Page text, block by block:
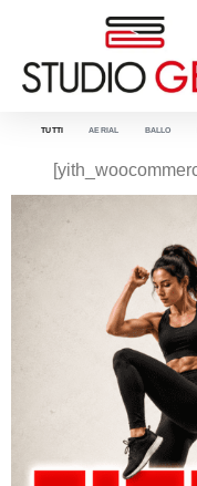
AERIAL BALLO
TUTTI